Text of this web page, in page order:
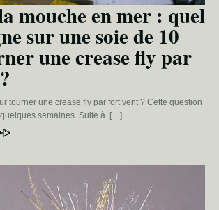
mouche en mer : quel
sur une soie de 10
une crease fly par
tourner une crease fly par fort vent ? Cette question
semaines. Suite à […]